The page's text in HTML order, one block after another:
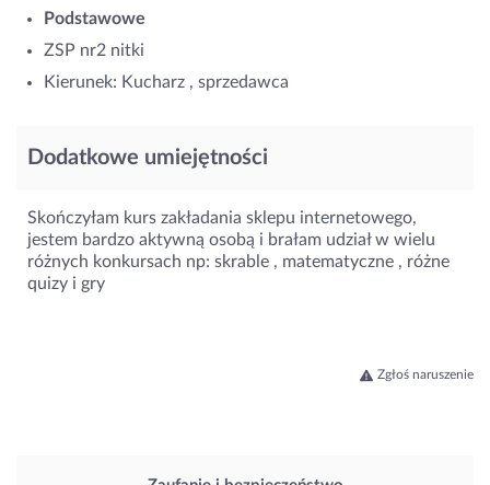
Podstawowe
ZSP nr2 nitki
Kierunek: Kucharz , sprzedawca
Dodatkowe umiejętności
Skończyłam kurs zakładania sklepu internetowego,
jestem bardzo aktywną osobą i brałam udział w wielu
różnych konkursach np: skrable , matematyczne , różne
quizy i gry
Zgłoś naruszenie